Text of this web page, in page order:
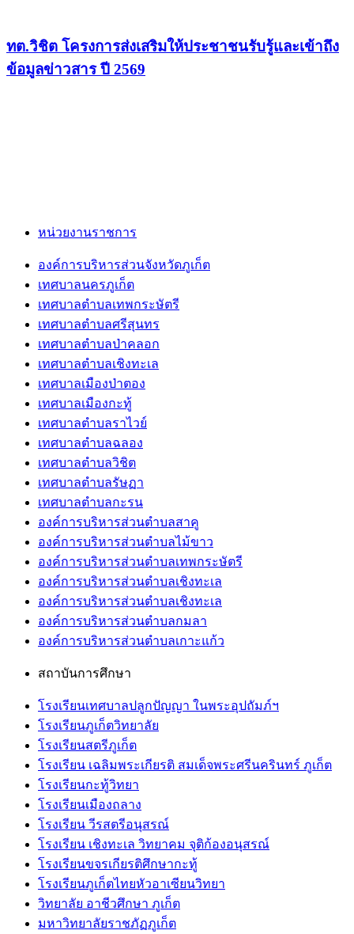
ทต.วิชิต โครงการส่งเสริมให้ประชาชนรับรู้และเข้าถึง
ข้อมูลข่าวสาร ปี 2569
หน่วยงานราชการ
องค์การบริหารส่วนจังหวัดภูเก็ต
เทศบาลนครภูเก็ต
เทศบาลตำบลเทพกระษัตรี
เทศบาลตำบลศรีสุนทร
เทศบาลตำบลป่าคลอก
เทศบาลตำบลเชิงทะเล
เทศบาลเมืองป่าตอง
เทศบาลเมืองกะทู้
เทศบาลตำบลราไวย์
เทศบาลตำบลฉลอง
เทศบาลตำบลวิชิต
เทศบาลตำบลรัษฏา
เทศบาลตำบลกะรน
องค์การบริหารส่วนตำบลสาคู
องค์การบริหารส่วนตำบลไม้ขาว
องค์การบริหารส่วนตำบลเทพกระษัตรี
องค์การบริหารส่วนตำบลเชิงทะเล
องค์การบริหารส่วนตำบลเชิงทะเล
องค์การบริหารส่วนตำบลกมลา
องค์การบริหารส่วนตำบลเกาะแก้ว
สถาบันการศึกษา
โรงเรียนเทศบาลปลูกปัญญา ในพระอุปถัมภ์ฯ
โรงเรียนภูเก็ตวิทยาลัย
โรงเรียนสตรีภูเก็ต
โรงเรียน เฉลิมพระเกียรติ สมเด็จพระศรีนครินทร์ ภูเก็ต
โรงเรียนกะทู้วิทยา
โรงเรียนเมืองถลาง
โรงเรียน วีรสตรีอนุสรณ์
โรงเรียน เชิงทะเล วิทยาคม จุติก้องอนุสรณ์
โรงเรียนขจรเกียรติศึกษากะทู้
โรงเรียนภูเก็ตไทยหัวอาเซียนวิทยา
วิทยาลัย อาชีวศึกษา ภูเก็ต
มหาวิทยาลัยราชภัฏภูเก็ต